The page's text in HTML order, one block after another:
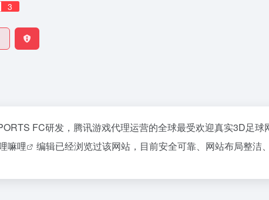
3
FC研发，腾讯游戏代理运营的全球最受欢迎真实3D足
嘛哩 编辑已经浏览过该网站，目前安全可靠、网站布局整